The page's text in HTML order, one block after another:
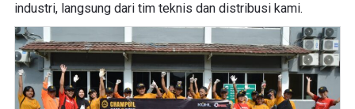
industri, langsung dari tim teknis dan distribusi kami.